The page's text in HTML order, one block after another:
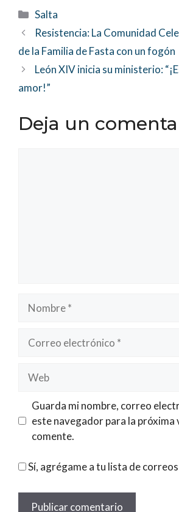
Categorías
Salta
Resistencia: La Comunidad
de la Familia de Fasta con un fogón
León XIV inicia su ministerio:
amor!”
Deja un
electrónico
Guarda mi nombre, correo
este navegador para la próxima
comente.
Sí, agrégame a tu lista de correos